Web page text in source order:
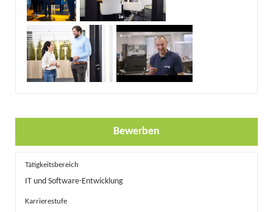
Bewerben
Tätigkeitsbereich
IT und Software-Entwicklung
Karrierestufe